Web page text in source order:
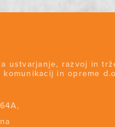
ustvarjanje, razvoj in
in opreme